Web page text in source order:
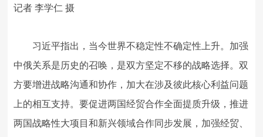
记者 李学仁 摄
习近平指出，当今世界不稳定性不确定性上升。加强
中俄关系是历史的召唤，是双方坚定不移的战略选择。双
方要增进战略沟通和协作，加大在涉及彼此核心利益问题
上的相互支持。要促进两国经贸合作全面提质升级，推进
两国战略性大项目和新兴领域合作同步发展，加强经贸、